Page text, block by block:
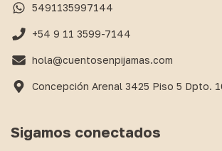
5491135997144
+54 9 11 3599-7144
hola@cuentosenpijamas.com
Concepción Arenal 3425 Piso 5 Dpto.
Sigamos conectados